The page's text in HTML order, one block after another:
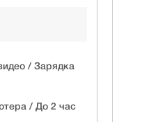
/ Зарядка
/ До 2 час